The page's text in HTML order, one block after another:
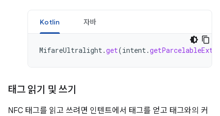
Kotlin 자바
MifareUltralight.get(intent.
태그 읽기 및 쓰기
NFC 태그를 읽고 쓰려면 인텐트에서 태그를 얻고 태그와의 커